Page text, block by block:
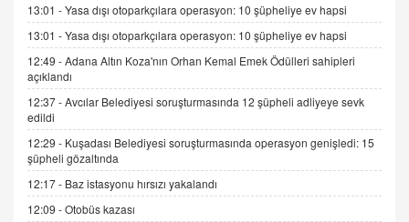
9.12.2025 10:11
İNCİ GÜL AKÖL
06.07.2026 13:00
ADEM AKÖL
Esed Destekçilerinin Yüzüne Vurulan Şamar:
Sednaya
11.12.2024 12:30
13:01 -Yasa dışı otoparkçılara operasyon: 10 şüpheliye ev hapsi
13:01 -Yasa dışı otoparkçılara operasyon: 10 şüpheliye ev hapsi
12:49 -Adana Altın Koza'nın Orhan Kemal Emek Ödülleri sahipleri
açıklandı
12:37 -Avcılar Belediyesi soruşturmasında 12 şüpheli adliyeye sevk
edildi
12:29 - Kuşadası Belediyesi soruşturmasında operasyon genişledi: 15
şüpheli gözaltında
12:17 - Baz istasyonu hırsızı yakalandı
12:09 -Otobüs kazası